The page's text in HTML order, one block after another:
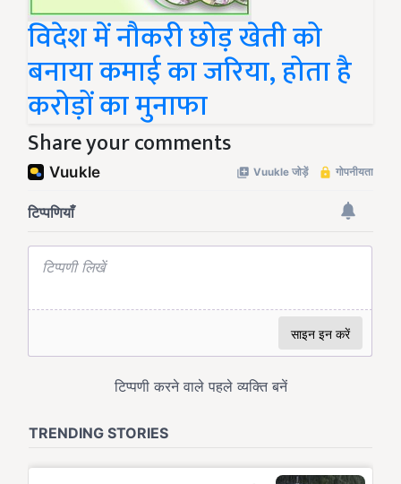
विदेश में नौकरी छोड़ खेती को
बनाया कमाई का जरिया, होता है
करोड़ों का मुनाफा
Share your comments